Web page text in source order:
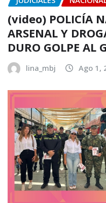
(video) POLICÍA
ARSENAL Y
DURO GOLPE AL
lina_mbj Ago 1,